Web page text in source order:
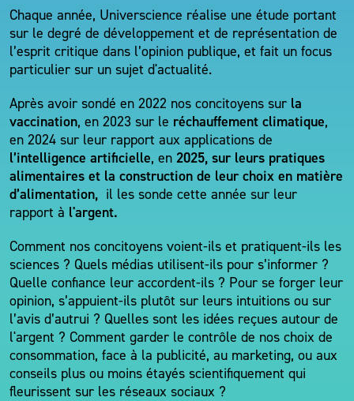
Chaque année, Universcience réalise une étude portant
sur le degré de développement et de représentation de
l’esprit critique dans l’opinion publique, et fait un focus
particulier sur un sujet d'actualité.
Après avoir sondé en 2022 nos concitoyens sur la
vaccination, en 2023 sur le réchauffement climatique,
en 2024 sur leur rapport aux applications de
l’intelligence artificielle, en 2025, sur leurs pratiques
alimentaires et la construction de leur choix en matière
d’alimentation, il les sonde cette année sur leur
rapport à l'argent.
Comment nos concitoyens voient-ils et pratiquent-ils les
sciences ? Quels médias utilisent-ils pour s’informer ?
Quelle confiance leur accordent-ils ? Pour se forger leur
opinion, s’appuient-ils plutôt sur leurs intuitions ou sur
l’avis d’autrui ? Quelles sont les idées reçues autour de
l'argent ? Comment garder le contrôle de nos choix de
consommation, face à la publicité, au marketing, ou aux
conseils plus ou moins étayés scientifiquement qui
fleurissent sur les réseaux sociaux ?